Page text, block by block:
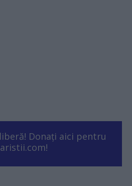
Donați aici pentru